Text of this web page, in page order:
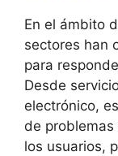
En el ámbito
sectores han
para
Desde
electrónico,
de
los usuarios,